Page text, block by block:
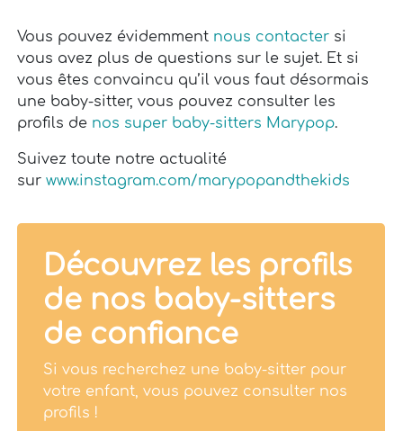
Vous pouvez évidemment nous contacter si
vous avez plus de questions sur le sujet. Et si
vous êtes convaincu qu’il vous faut désormais
une baby-sitter, vous pouvez consulter les
profils de nos super baby-sitters Marypop.
Suivez toute notre actualité
surwww.instagram.com/marypopandthekids
Découvrez les profils
de nos baby-sitters
de confiance
Si vous recherchez une baby-sitter pour
votre enfant, vous pouvez consulter nos
profils !